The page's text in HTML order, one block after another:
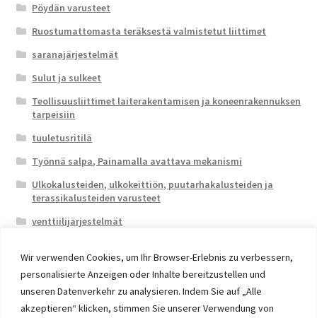
Wir verwenden Cookies, um Ihr Browser-Erlebnis zu verbessern,
personalisierte Anzeigen oder Inhalte bereitzustellen und
unseren Datenverkehr zu analysieren. Indem Sie auf „Alle
akzeptieren“ klicken, stimmen Sie unserer Verwendung von
Pöydän varusteet
Ruostumattomasta teräksestä valmistetut liittimet
saranajärjestelmät
Sulut ja sulkeet
Teollisuusliittimet laiterakentamisen ja koneenrakennuksen
tarpeisiin
tuuletusritilä
Työnnä salpa, Painamalla avattava mekanismi
Ulkokalusteiden, ulkokeittiön, puutarhakalusteiden ja
terassikalusteiden varusteet
venttiilijärjestelmät